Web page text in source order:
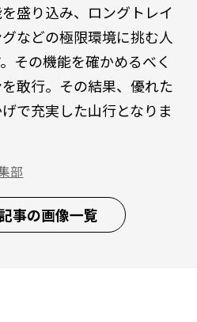
盛り込み、ロングトレイ
などの極限環境に挑む人
その機能を確かめるべく
敢行。その結果、優れた
で充実した山行となりま
部
事の画像一覧